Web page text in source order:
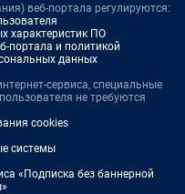
веб-портала регулируются:
характеристик ПО
портала и политикой
данных
сервиса, специальные
не требуются
cookies
системы
«Подписка без баннерной